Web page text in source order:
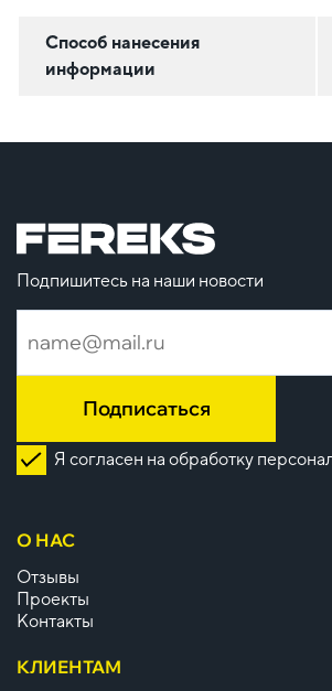
Способ нанесения
информации
Подпишитесь на наши новости
Подписаться
Я согласен на обработку
О НАС
Отзывы
Проекты
Контакты
КЛИЕНТАМ